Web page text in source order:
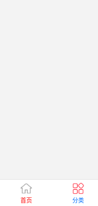
首页 分类